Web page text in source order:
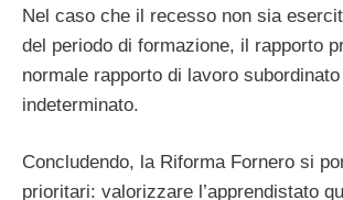
Nel caso che il recesso non sia
del periodo di formazione, il rapporto
normale rapporto di lavoro
indeterminato.
Concludendo, la Riforma Fornero si
prioritari: valorizzare l’apprendistato